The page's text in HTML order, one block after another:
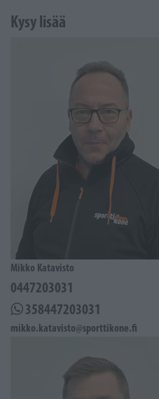
Kysy lisää
Mikko Katavisto
0447203031
358447203031
mikko.katavisto@sporttikone.fi